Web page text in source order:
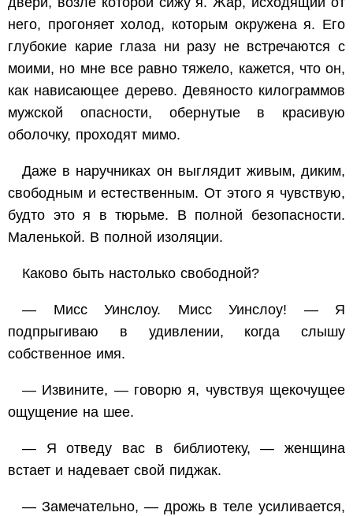
него, прогоняет холод, которым окружена я. Его
глубокие карие глаза ни разу не встречаются с
моими, но мне все равно тяжело, кажется, что он,
как нависающее дерево. Девяносто килограммов
мужской опасности, обернутые в красивую
оболочку, проходят мимо.
Даже в наручниках он выглядит живым, диким,
свободным и естественным. От этого я чувствую,
будто это я в тюрьме. В полной безопасности.
Маленькой. В полной изоляции.
Каково быть настолько свободной?
— Мисс Уинслоу. Мисс Уинслоу! — Я
подпрыгиваю в удивлении, когда слышу
собственное имя.
— Извините, — говорю я, чувствуя щекочущее
ощущение на шее.
— Я отведу вас в библиотеку, — женщина
встает и надевает свой пиджак.
— Замечательно, — дрожь в теле усиливается,